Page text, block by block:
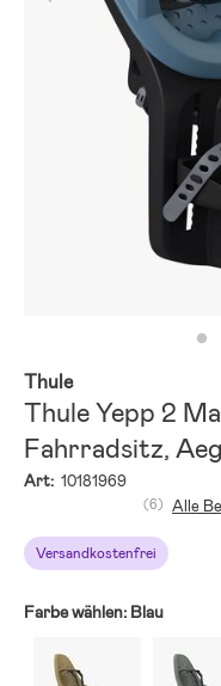
Thule
Thule Yepp 2
Fahrradsitz,
Art: 10181969
Versandkostenfrei
(6) Alle
Farbe wählen: Blau